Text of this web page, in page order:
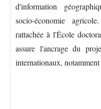
d'information
socio-économie
rattachée à l'École
assure l'ancrage du
internationaux,